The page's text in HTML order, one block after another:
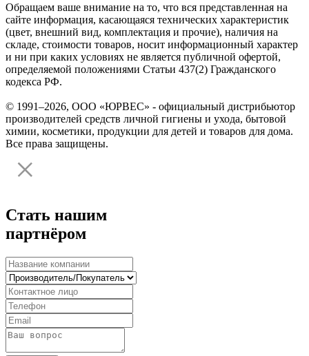
Обращаем ваше внимание на то, что вся представленная на
сайте информация, касающаяся технических характеристик
(цвет, внешний вид, комплектация и прочие), наличия на
складе, стоимости товаров, носит информационный характер
и ни при каких условиях не является публичной офертой,
определяемой положениями Статьи 437(2) Гражданского
кодекса РФ.
© 1991–2026, ООО «ЮРВЕС» - официальный дистрибьютор
производителей средств личной гигиены и ухода, бытовой
химии, косметики, продукции для детей и товаров для дома.
Все права защищены.
Стать нашим
партнёром